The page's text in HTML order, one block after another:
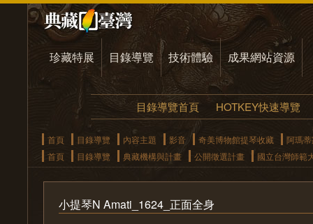
珍藏特展 目錄導覽 技術體驗 成果網站資源
目錄導覽首頁 HOTKEY快速導覽
首頁 目錄導覽 內容主題 影音 奇美博物館提琴收藏
阿瑪
首頁
目錄導覽 典藏機構與計畫 公開徵選計畫 國立台灣師範
小提琴N Amati_1624_正面全身